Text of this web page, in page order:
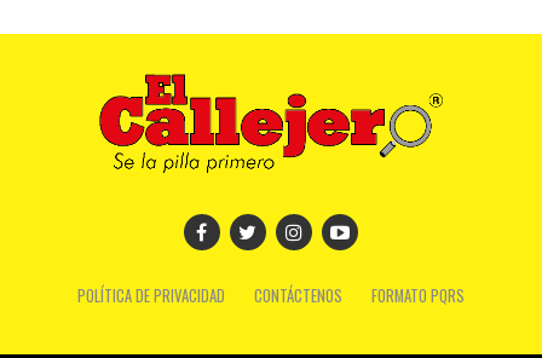
POLÍTICA DE PRIVACIDAD CONTÁCTENOS FORMATO PQRS